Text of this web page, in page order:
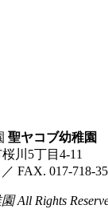
聖ヤコブ幼稚園
川5丁目4-11
FAX. 017-718-
All Rights